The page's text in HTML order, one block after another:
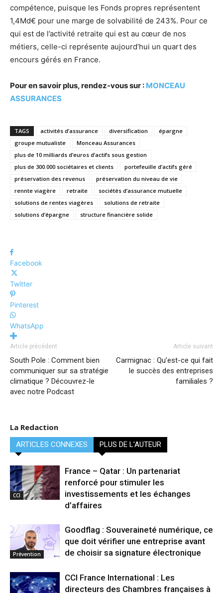
compétence, puisque les Fonds propres représentent
1,4Md€ pour une marge de solvabilité de 243%. Pour ce
qui est de l’activité retraite qui est au cœur de nos
métiers, celle-ci représente aujourd’hui un quart des
encours gérés en France.
Pour en savoir plus, rendez-vous sur : MONCEAU
ASSURANCES
TAGS activités d’assurance diversification
épargne
groupe mutualiste
Monceau Assurances
plus de 10 milliards d’euros d’actifs sous gestion
plus de 300.000 sociétaires et clients
portefeuille d’actifs géré
préservation des revenus
préservation du niveau de vie
rennte viagère
retraite
sociétés d’assurance mutuelle
solutions de rentes viagères
solutions de retraite
solutions d’épargne
structure financière solide
Facebook
Twitter
Pinterest
WhatsApp
Article précédent
South Pole : Comment bien
communiquer sur sa stratégie
climatique ? Découvrez-le
avec notre Podcast
Article suivant
Carmignac : Qu’est-ce qui fait
le succès des entreprises
familiales ?
La Redaction
ARTICLES CONNEXES PLUS DE L'AUTEUR
CCI
France – Qatar : Un partenariat
renforcé pour stimuler les
investissements et les échanges
d’affaires
Prévention
Goodflag : Souveraineté numérique, ce
que doit vérifier une entreprise avant
de choisir sa signature électronique
CCI France International : Les
directeurs des Chambres françaises à